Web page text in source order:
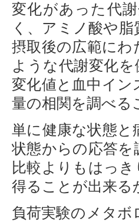
変化があった代
く、アミノ酸や
摂取後の広範に
ような代謝変化
変化値と血中イ
量の相関を調べる
単に健康な状態
状態からの応答
比較よりもはっ
得ることが出来る
負荷実験のメタ